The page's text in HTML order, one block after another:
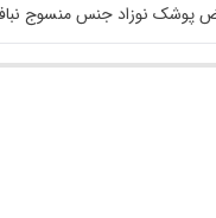
منسوج نبافته، خمیر کاغذ و پلی‌اتیلن ابعاد